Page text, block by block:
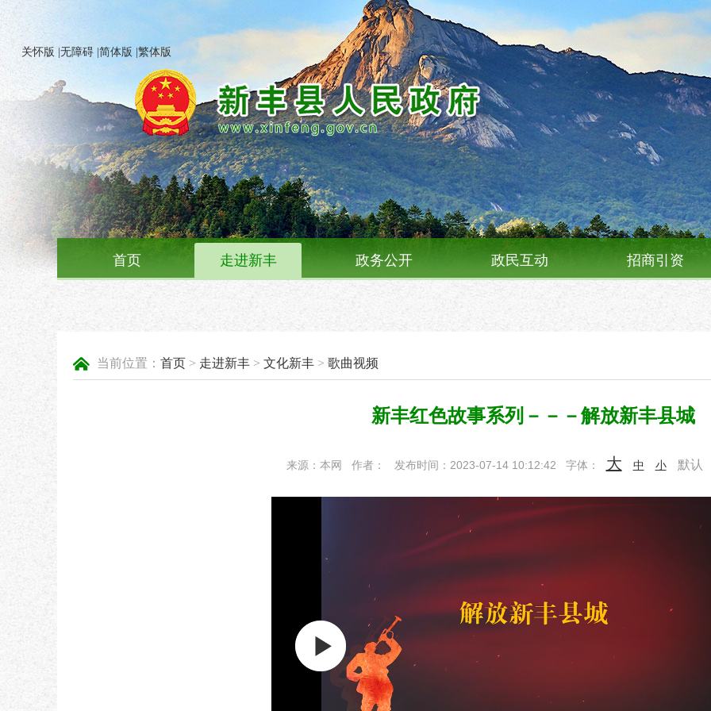
关怀版 无障碍 简体版 繁体版
首页 走进新丰 政务公开 政民互动 招商引资
当前位置： 首页 > 走进新丰 > 文化新丰 > 歌曲视频
新丰红色故事系列－－－解放新丰县城
来源：本网 作者： 发布时间：2023-07-14 10:12:42 字体： 大 中 小 默认